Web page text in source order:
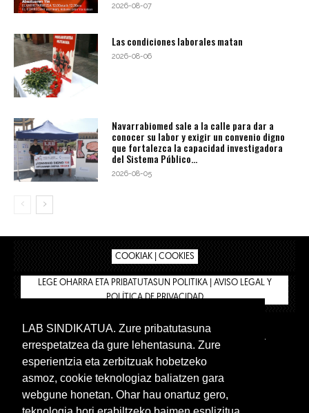
2026-08-07
Las condiciones laborales matan
2026-08-06
Navarrabiomed sale a la calle para dar a
conocer su labor y exigir un convenio digno
que fortalezca la capacidad investigadora
del Sistema Público...
2026-08-05
COOKIAK | COOKIES
LEGE OHARRA ETA PRIBATUTASUN POLITIKA | AVISO LEGAL Y
POLÍTICA DE PRIVACIDAD
BIZILAN.EUS
TIENDA
INTRANET 🔑
Euskera Castellano
LAB SINDIKATUA. Zure pribatutasuna
errespetatzea da gure lehentasuna. Zure
esperientzia eta zerbitzuak hobetzeko
asmoz, cookie teknologiaz baliatzen gara
webgune honetan. Ohar hau onartuz gero,